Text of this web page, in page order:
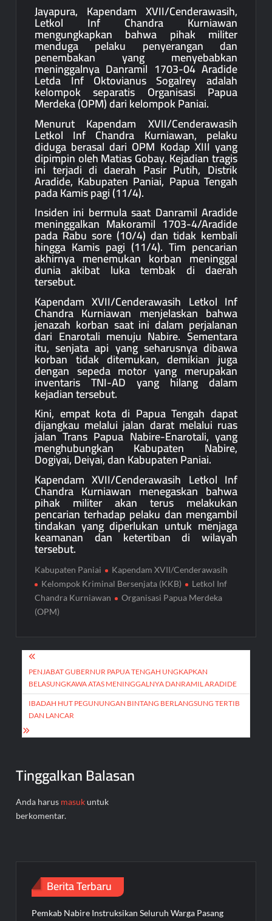
Jayapura, Kapendam XVII/Cenderawasih,
Letkol Inf Chandra Kurniawan
mengungkapkan bahwa pihak militer
menduga pelaku penyerangan dan
penembakan yang menyebabkan
meninggalnya Danramil 1703-04 Aradide
Letda Inf Oktovianus Sogalrey adalah
kelompok separatis Organisasi Papua
Merdeka (OPM) dari kelompok Paniai.
Menurut Kapendam XVII/Cenderawasih
Letkol Inf Chandra Kurniawan, pelaku
diduga berasal dari OPM Kodap XIII yang
dipimpin oleh Matias Gobay. Kejadian tragis
ini terjadi di daerah Pasir Putih, Distrik
Aradide, Kabupaten Paniai, Papua Tengah
pada Kamis pagi (11/4).
Insiden ini bermula saat Danramil Aradide
meninggalkan Makoramil 1703-4/Aradide
pada Rabu sore (10/4) dan tidak kembali
hingga Kamis pagi (11/4). Tim pencarian
akhirnya menemukan korban meninggal
dunia akibat luka tembak di daerah
tersebut.
Kapendam XVII/Cenderawasih Letkol Inf
Chandra Kurniawan menjelaskan bahwa
jenazah korban saat ini dalam perjalanan
dari Enarotali menuju Nabire. Sementara
itu, senjata api yang seharusnya dibawa
korban tidak ditemukan, demikian juga
dengan sepeda motor yang merupakan
inventaris TNI-AD yang hilang dalam
kejadian tersebut.
Kini, empat kota di Papua Tengah dapat
dijangkau melalui jalan darat melalui ruas
jalan Trans Papua Nabire-Enarotali, yang
menghubungkan Kabupaten Nabire,
Dogiyai, Deiyai, dan Kabupaten Paniai.
Kapendam XVII/Cenderawasih Letkol Inf
Chandra Kurniawan menegaskan bahwa
pihak militer akan terus melakukan
pencarian terhadap pelaku dan mengambil
tindakan yang diperlukan untuk menjaga
keamanan dan ketertiban di wilayah
tersebut.
Kabupaten Paniai
Kapendam XVII/Cenderawasih
Kelompok Kriminal Bersenjata (KKB)
Letkol Inf
Chandra Kurniawan
Organisasi Papua Merdeka
(OPM)
Navigasi
pos
PENJABAT GUBERNUR PAPUA TENGAH UNGKAPKAN
BELASUNGKAWA ATAS MENINGGALNYA DANRAMIL ARADIDE
IBADAH HUT PEGUNUNGAN BINTANG BERLANGSUNG TERTIB
DAN LANCAR
Tinggalkan Balasan
Anda harus masukuntuk
berkomentar.
Berita Terbaru
Pemkab Nabire Instruksikan Seluruh Warga Pasang